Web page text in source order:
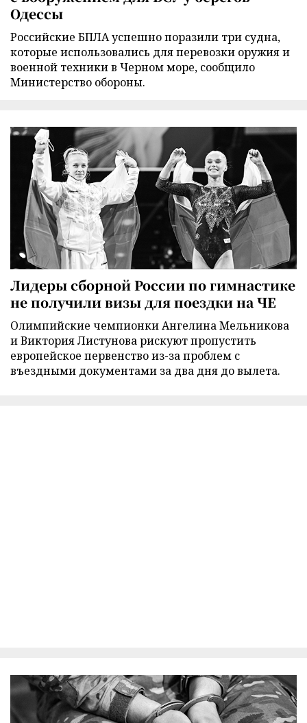
Одессы
Российские БПЛА успешно поразили три судна,
которые использовались для перевозки оружия и
военной техники в Черном море, сообщило
Министерство обороны.
Лидеры сборной России по гимнастике
не получили визы для поездки на ЧЕ
Олимпийские чемпионки Ангелина Мельникова
и Виктория Листунова рискуют пропустить
европейское первенство из-за проблем с
въездными документами за два дня до вылета.